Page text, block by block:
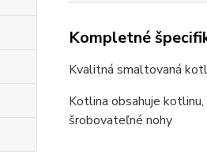
Kompletné
Kvalitná smaltovaná
Kotlina obsahuje
šrobovateľné nohy